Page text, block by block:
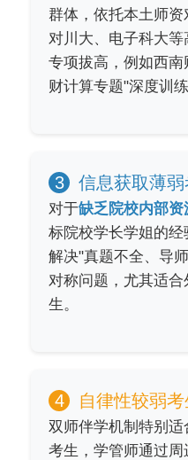
群体，依托本土师
对川大、电子科大
专项拔高，例如西
财计算专题"深度训练
3 信息获取薄弱
对于缺乏院校内部资
标院校学长学姐的经
解决"真题不全、导
对称问题，尤其适
生。
4 自律性较弱考
双师伴学机制特别适
考生，学管师通过周